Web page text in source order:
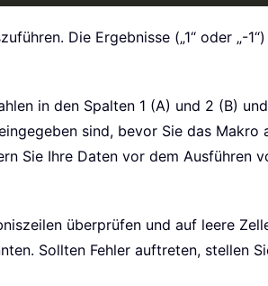
Die Ergebnisse („1“ oder „-
in den Spalten 1 (A) und 2 (B)
sind, bevor Sie das Makro
Sie Ihre Daten vor dem Ausführen
überprüfen und auf leere
Sollten Fehler auftreten, stellen